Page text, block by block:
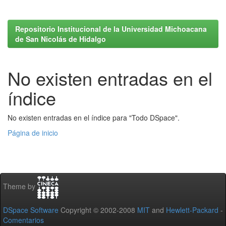
Repositorio Institucional de la Universidad Michoacana
de San Nicolás de Hidalgo
No existen entradas en el
índice
No existen entradas en el índice para "Todo DSpace".
Página de inicio
Theme by
DSpace Software Copyright © 2002-2008 MIT and Hewlett-Packard -
Comentarios